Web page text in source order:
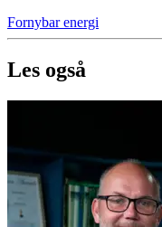
Fornybar energi
Les også